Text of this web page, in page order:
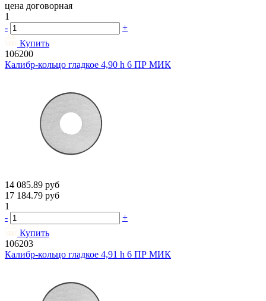
цена договорная
1
-
+
Купить
106200
Калибр-кольцо гладкое 4,90 h 6 ПР МИК
14 085.89 руб
17 184.79 руб
1
-
+
Купить
106203
Калибр-кольцо гладкое 4,91 h 6 ПР МИК